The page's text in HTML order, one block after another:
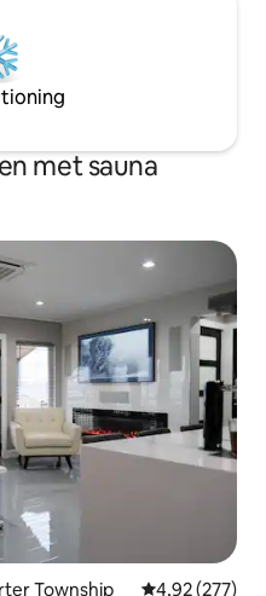
met sauna
Township Gemiddelde
4,92 (277)